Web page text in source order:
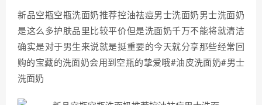
新品空瓶空瓶洗面奶推荐控油祛痘男士洗面奶男士洗面奶
是这么多护肤品里比较平价但是洗面奶千万不能将就清洁
确实是对于男生来说就是挺重要的今天就分享那些经常回
购的宝藏的洗面奶会用到空瓶的挚爱哦#油皮洗面奶#男士
洗面奶